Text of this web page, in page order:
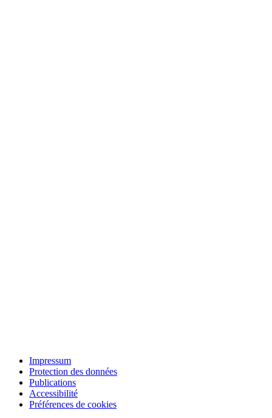
Impressum
Protection des données
Publications
Accessibilité
Préférences de cookies